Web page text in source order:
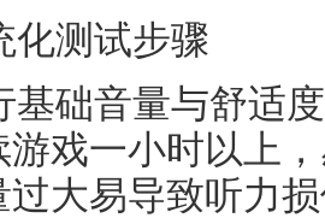
化测试步骤
基础音量与舒适
戏一小时以上
过大易导致听力